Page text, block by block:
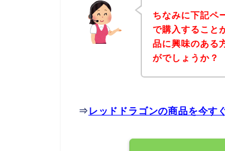
ちなみに下記ペ
で購入すること
品に興味のある
がでしょうか？
⇒ レッドドラゴンの商品を今す